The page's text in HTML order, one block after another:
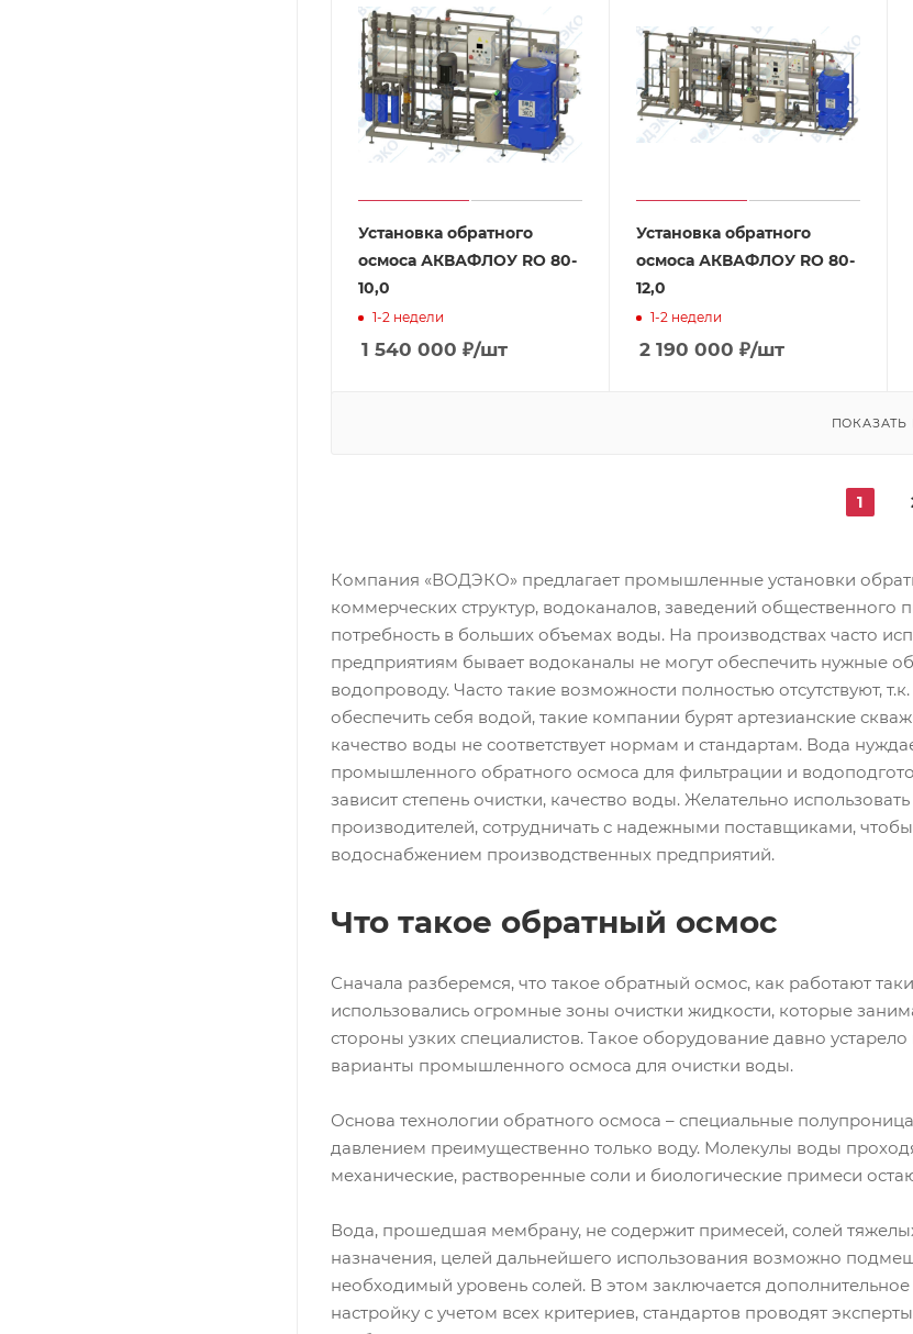
Установка обратного
осмоса АКВАФЛОУ RO 80-
10,0
1-2 недели
1 540 000 ₽/шт
Установка обратного
осмоса АКВАФЛОУ RO 80-
12,0
1-2 недели
2 190 000 ₽/шт
ПОКАЗАТЬ
1
Компания «ВОДЭКО» предлагает промышленные установки
коммерческих структур, водоканалов, заведений общественного
потребность в больших объемах воды. На производствах часто
предприятиям бывает водоканалы не могут обеспечить нужные
водопроводу. Часто такие возможности полностью отсутствуют,
обеспечить себя водой, такие компании бурят артезианские
качество воды не соответствует нормам и стандартам. Вода
промышленного обратного осмоса для фильтрации и
зависит степень очистки, качество воды. Желательно
производителей, сотрудничать с надежными поставщиками,
водоснабжением производственных предприятий.
Что такое обратный осмос
Сначала разберемся, что такое обратный осмос, как работают
использовались огромные зоны очистки жидкости, которые
стороны узких специалистов. Такое оборудование давно
варианты промышленного осмоса для очистки воды.
Основа технологии обратного осмоса – специальные
давлением преимущественно только воду. Молекулы воды
механические, растворенные соли и биологические примеси
Вода, прошедшая мембрану, не содержит примесей, солей
назначения, целей дальнейшего использования возможно
необходимый уровень солей. В этом заключается
настройку с учетом всех критериев, стандартов проводят